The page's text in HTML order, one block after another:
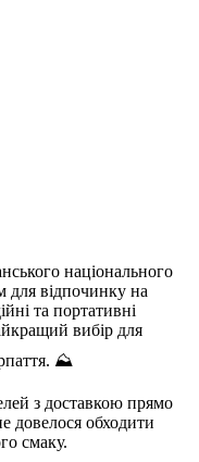
національного
для відпочинку на
та портативні
вибір для
⛰️
з доставкою прямо
довелося обходити
смаку.